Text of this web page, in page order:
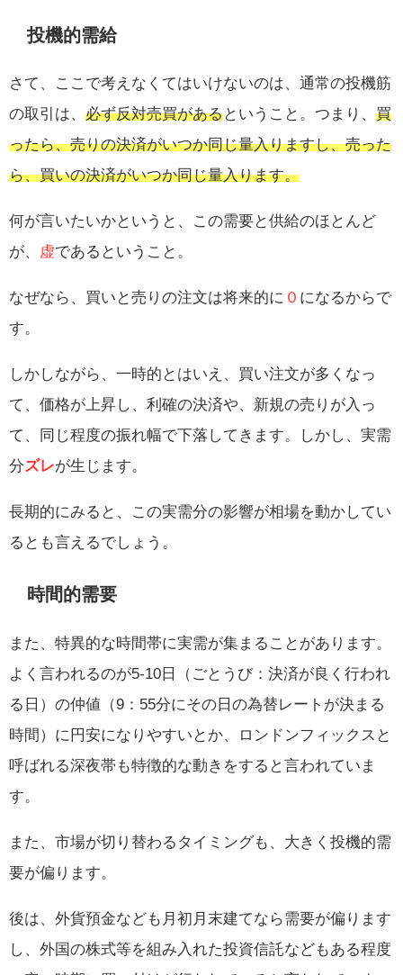
投機的需給
さて、ここで考えなくてはいけないのは、通常の投機筋
の取引は、 必ず反対売買があるということ。つまり、 買
ったら、売りの決済がいつか同じ量入りますし、売った
ら、買いの決済がいつか同じ量入ります。
何が言いたいかというと、この需要と供給のほとんど
が、
虚であるということ。
なぜなら、買いと売りの注文は将来的に ０ になるからで
す。
しかしながら、一時的とはいえ、買い注文が多くなっ
て、価格が上昇し、利確の決済や、新規の売りが入っ
て、同じ程度の振れ幅で下落してきます。しかし、実需
分ズレが生じます。
長期的にみると、この実需分の影響が相場を動かしてい
るとも言えるでしょう。
時間的需要
また、特異的な時間帯に実需が集まることがあります。
よく言われるのが5-10日（ごとうび：決済が良く行われ
る日）の仲値（9：55分にその日の為替レートが決まる
時間）に円安になりやすいとか、ロンドンフィックスと
呼ばれる深夜帯も特徴的な動きをすると言われていま
す。
また、市場が切り替わるタイミングも、大きく投機的需
要が偏ります。
後は、外貨預金なども月初月末建てなら需要が偏ります
し、外国の株式等を組み入れた投資信託などもある程度